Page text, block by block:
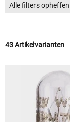
Alle filters opheffen
43 Artikelvarianten